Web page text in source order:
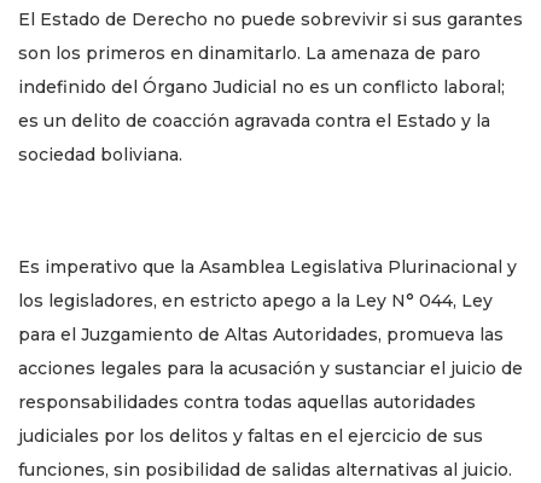
El Estado de Derecho no puede sobrevivir si sus garantes
son los primeros en dinamitarlo. La amenaza de paro
indefinido del Órgano Judicial no es un conflicto laboral;
es un delito de coacción agravada contra el Estado y la
sociedad boliviana.
Es imperativo que la Asamblea Legislativa Plurinacional y
los legisladores, en estricto apego a la Ley N° 044, Ley
para el Juzgamiento de Altas Autoridades, promueva las
acciones legales para la acusación y sustanciar el juicio de
responsabilidades contra todas aquellas autoridades
judiciales por los delitos y faltas en el ejercicio de sus
funciones, sin posibilidad de salidas alternativas al juicio.